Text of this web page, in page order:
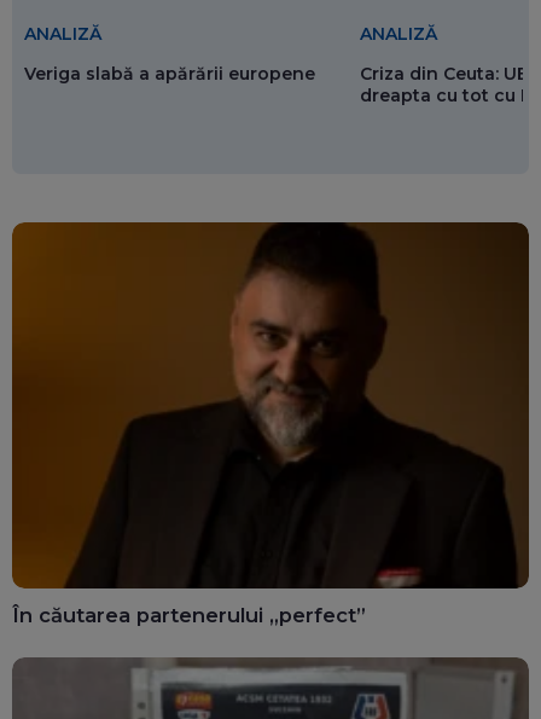
ANALIZĂ
Veriga slabă a apărării europene
ANALIZĂ
Criza din Ceuta: UE
dreapta cu tot cu
În căutarea partenerului „perfect”